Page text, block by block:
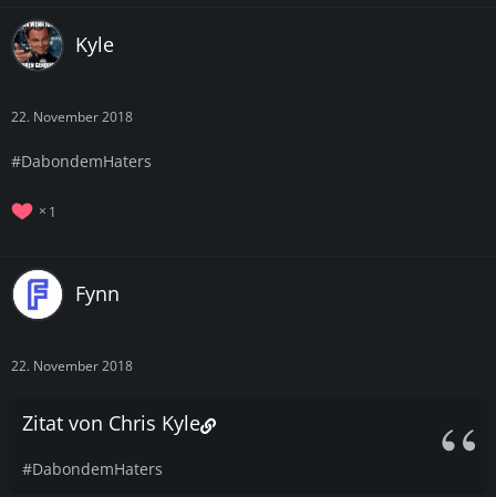
Kyle
22. November 2018
#DabondemHaters
1
Fynn
22. November 2018
Zitat von Chris Kyle
#DabondemHaters